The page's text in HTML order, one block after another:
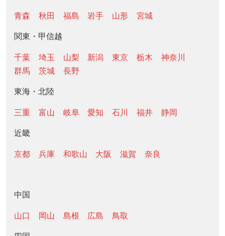
青森 秋田 福島 岩手 山形 宮城
関東・甲信越
千葉 埼玉 山梨 新潟 東京 栃木
神奈川
群馬
茨城 長野
東海・北陸
三重 富山 岐阜 愛知 石川 福井 静岡
近畿
京都 兵庫 和歌山 大阪 滋賀 奈良
中国
山口 岡山 島根 広島 鳥取